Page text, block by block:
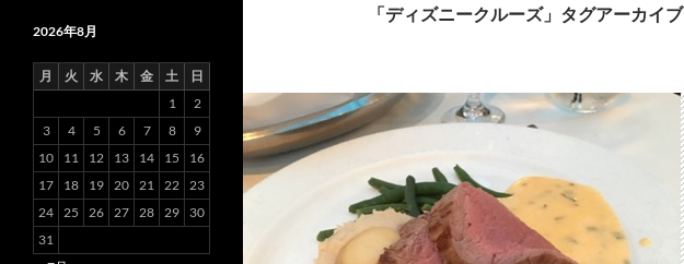
「ディズニークルーズ」タグアーカイブ
2026年8月
月 火 水 木 金 土
日
1
2
3
4 5 6 7 8
9
10
11 12 13 14 15
16
17
18 19 20 21 22 23
24 25 26 27 28 29
30
31